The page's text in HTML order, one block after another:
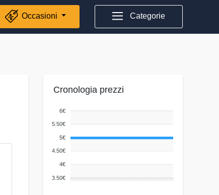
Occasioni Categorie
Cronologia prezzi
6€
5.50€
5€
4.50€
4€
3.50€